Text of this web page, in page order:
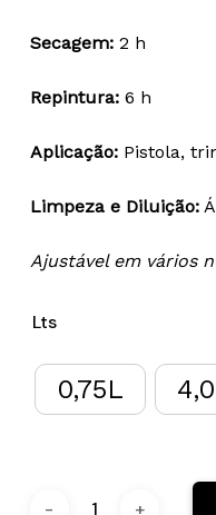
Secagem:2 h
Repintura:6 h
Aplicação:Pistola,
Limpeza e Diluição:
Ajustável em vários
Lts
0,75L